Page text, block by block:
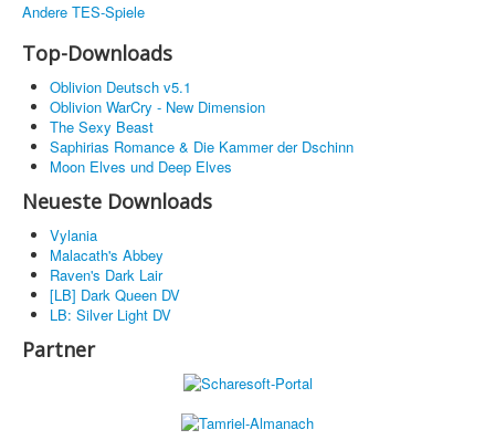
Andere TES-Spiele
Top-Downloads
Oblivion Deutsch v5.1
Oblivion WarCry - New Dimension
The Sexy Beast
Saphirias Romance & Die Kammer der Dschinn
Moon Elves und Deep Elves
Neueste Downloads
Vylania
Malacath's Abbey
Raven's Dark Lair
[LB] Dark Queen DV
LB: Silver Light DV
Partner